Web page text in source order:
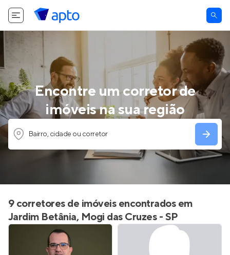
Encontre um corretor de
imóveis na sua região
Bairro, cidade ou corretor
9 corretores de imóveis encontrados em
Jardim Betânia, Mogi das Cruzes - SP